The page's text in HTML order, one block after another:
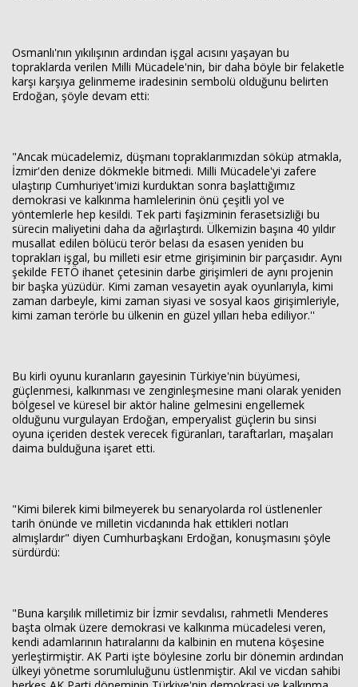
Osmanlı'nın yıkılışının ardından işgal acısını yaşayan bu
topraklarda verilen Milli Mücadele'nin, bir daha böyle bir felaketle
karşı karşıya gelinmeme iradesinin sembolü olduğunu belirten
Erdoğan, şöyle devam etti:
"Ancak mücadelemiz, düşmanı topraklarımızdan söküp atmakla,
İzmir'den denize dökmekle bitmedi. Milli Mücadele'yi zafere
ulaştırıp Cumhuriyet'imizi kurduktan sonra başlattığımız
demokrasi ve kalkınma hamlelerinin önü çeşitli yol ve
yöntemlerle hep kesildi. Tek parti faşizminin ferasetsizliği bu
sürecin maliyetini daha da ağırlaştırdı. Ülkemizin başına 40 yıldır
musallat edilen bölücü terör belası da esasen yeniden bu
toprakları işgal, bu milleti esir etme girişiminin bir parçasıdır. Aynı
şekilde FETÖ ihanet çetesinin darbe girişimleri de aynı projenin
bir başka yüzüdür. Kimi zaman vesayetin ayak oyunlarıyla, kimi
zaman darbeyle, kimi zaman siyasi ve sosyal kaos girişimleriyle,
kimi zaman terörle bu ülkenin en güzel yılları heba ediliyor.''
Bu kirli oyunu kuranların gayesinin Türkiye'nin büyümesi,
güçlenmesi, kalkınması ve zenginleşmesine mani olarak yeniden
bölgesel ve küresel bir aktör haline gelmesini engellemek
olduğunu vurgulayan Erdoğan, emperyalist güçlerin bu sinsi
oyuna içeriden destek verecek figüranları, taraftarları, maşaları
daima bulduğuna işaret etti.
"Kimi bilerek kimi bilmeyerek bu senaryolarda rol üstlenenler
tarih önünde ve milletin vicdanında hak ettikleri notları
almışlardır" diyen Cumhurbaşkanı Erdoğan, konuşmasını şöyle
sürdürdü:
"Buna karşılık milletimiz bir İzmir sevdalısı, rahmetli Menderes
başta olmak üzere demokrasi ve kalkınma mücadelesi veren,
kendi adamlarının hatıralarını da kalbinin en mutena köşesine
yerleştirmiştir. AK Parti işte böylesine zorlu bir dönemin ardından
ülkeyi yönetme sorumluluğunu üstlenmiştir. Akıl ve vicdan sahibi